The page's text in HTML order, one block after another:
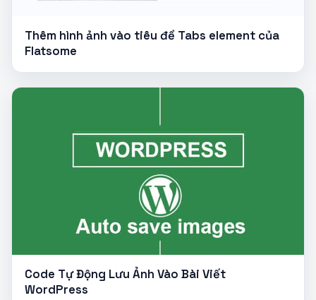
Thêm hình ảnh vào tiêu đề Tabs element của
Flatsome
Code Tự Động Lưu Ảnh Vào Bài Viết
WordPress